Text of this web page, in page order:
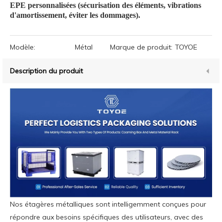
EPE personnalisées (sécurisation des éléments, vibrations
d'amortissement, éviter les dommages).
Modèle: Métal Marque de produit: TOYOE
Description du produit
Nos étagères métalliques sont intelligemment conçues pour
répondre aux besoins spécifiques des utilisateurs, avec des